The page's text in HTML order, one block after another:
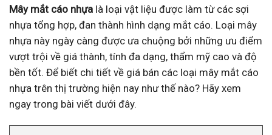
Mây mắt cáo nhựa là loại vật liệu được làm từ các sợi
nhựa tổng hợp, đan thành hình dạng mắt cáo. Loại mây
nhựa này ngày càng được ưa chuộng bởi những ưu điểm
vượt trội về giá thành, tính đa dạng, thẩm mỹ cao và độ
bền tốt. Để biết chi tiết về giá bán các loại mây mắt cáo
nhựa trên thị trường hiện nay như thế nào? Hãy xem
ngay trong bài viết dưới đây.